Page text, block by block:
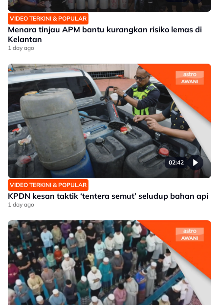
VIDEO TERKINI & POPULAR
Menara tinjau APM bantu kurangkan risiko lemas di
Kelantan
1 day ago
02:42
VIDEO TERKINI & POPULAR
KPDN kesan taktik ‘tentera semut’ seludup bahan api
1 day ago